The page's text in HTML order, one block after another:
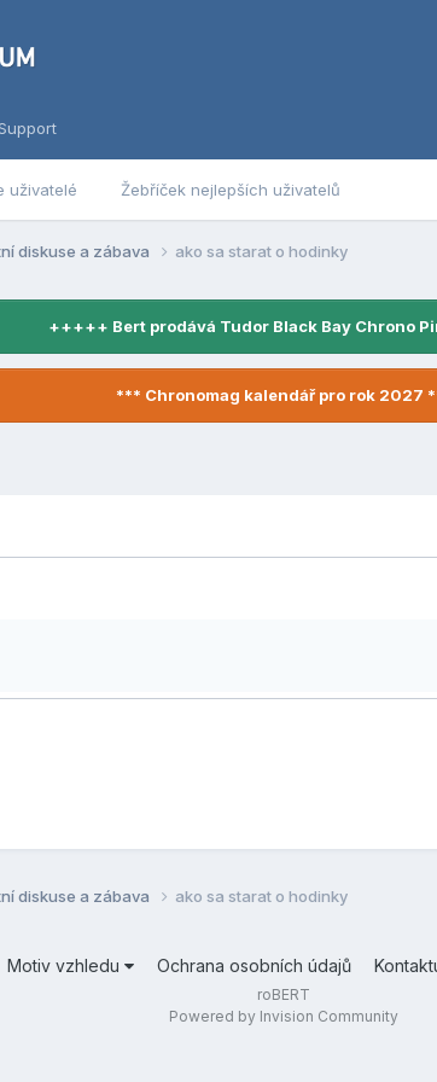
uživatelé Žebříček nejlepších uživatelů
Support
diskuse a zábava ako sa starat o hodinky
+++++ Bert prodává Tudor Black Bay Chrono
*** Chronomag kalendář pro rok 2027
diskuse a zábava ako sa starat o hodinky
Motiv vzhledu Ochrana osobních údajů
roBERT
Powered by Invision Community